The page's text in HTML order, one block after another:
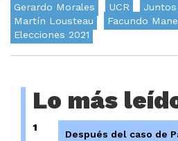
Gerardo Morales UCR
Martín Lousteau
Facundo
Elecciones 2021
Lo más
1
Después del caso de